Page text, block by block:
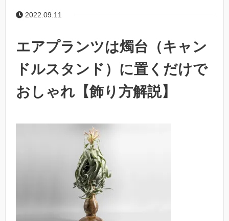
2022.09.11
エアプランツは燭台（キャン
ドルスタンド）に置くだけで
おしゃれ【飾り方解説】